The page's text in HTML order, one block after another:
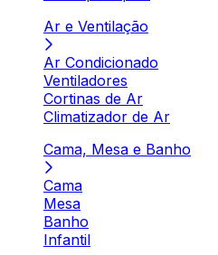
Ar e Ventilação
Ar Condicionado
Ventiladores
Cortinas de Ar
Climatizador de Ar
Cama, Mesa e Banho
Cama
Mesa
Banho
Infantil